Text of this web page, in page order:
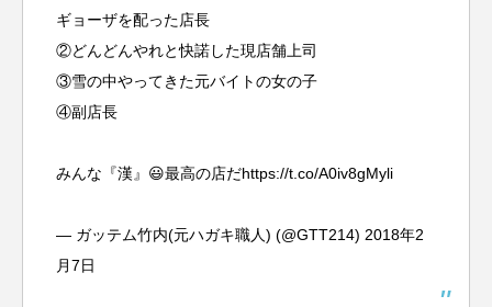
ギョーザを配った店長
②どんどんやれと快諾した現店舗上司
③雪の中やってきた元バイトの女の子
④副店長
みんな『漢』😃最高の店だhttps://t.co/A0iv8gMyli
— ガッテム竹内(元ハガキ職人) (@GTT214) 2018年2
月7日